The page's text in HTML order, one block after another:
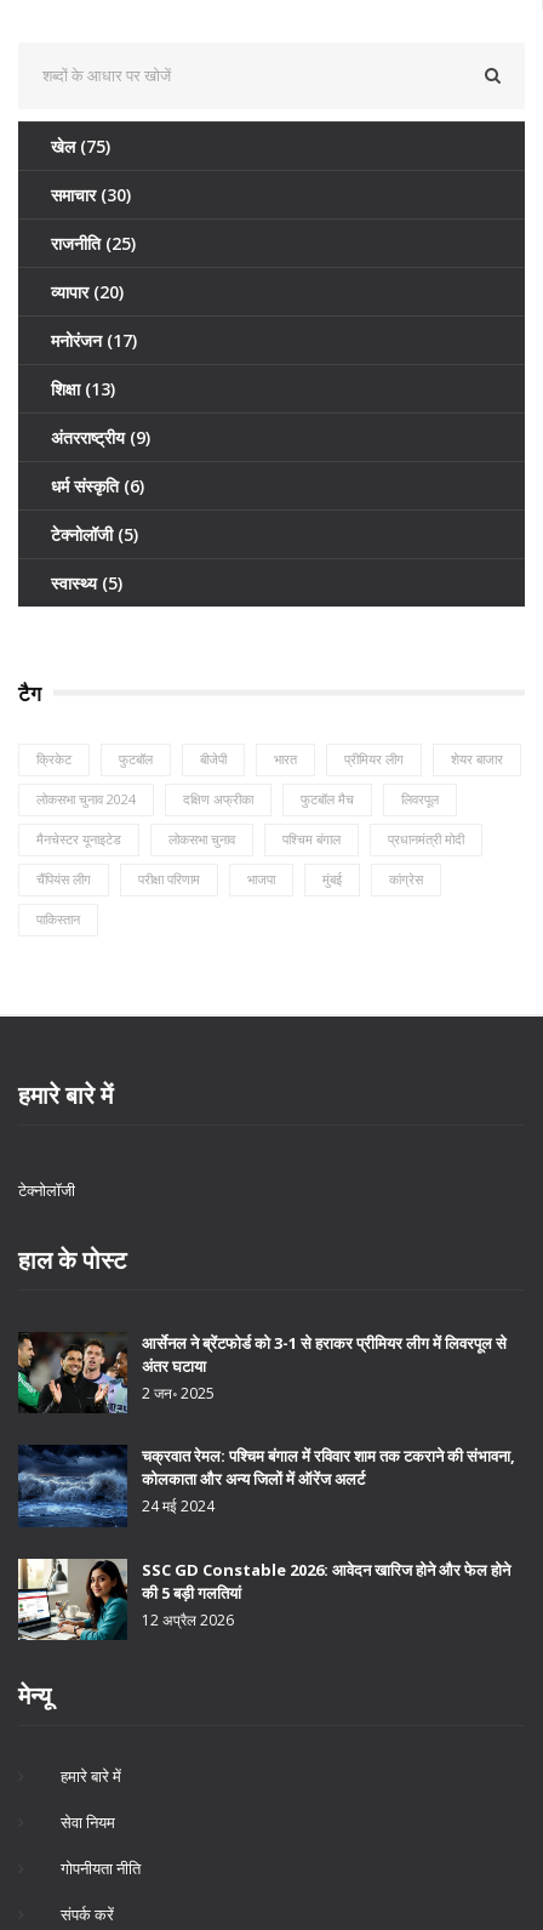
खेल (75)
समाचार (30)
राजनीति (25)
व्यापार (20)
मनोरंजन (17)
शिक्षा (13)
अंतरराष्ट्रीय (9)
धर्म संस्कृति (6)
टेक्नोलॉजी (5)
स्वास्थ्य (5)
टैग
क्रिकेट फुटबॉल बीजेपी भारत प्रीमियर लीग शेयर बाजार
लोकसभा चुनाव 2024 दक्षिण अफ्रीका फुटबॉल मैच लिवरपूल
मैनचेस्टर यूनाइटेड लोकसभा चुनाव पश्चिम बंगाल प्रधानमंत्री मोदी
चैंपियंस लीग परीक्षा परिणाम भाजपा मुंबई कांग्रेस
पाकिस्तान
हमारे बारे में
टेक्नोलॉजी
हाल के पोस्ट
आर्सेनल ने ब्रेंटफोर्ड को 3-1 से हराकर प्रीमियर लीग में लिवरपूल से
अंतर घटाया
2 जन॰ 2025
चक्रवात रेमल: पश्चिम बंगाल में रविवार शाम तक टकराने की संभावना,
कोलकाता और अन्य जिलों में ऑरेंज अलर्ट
24 मई 2024
SSC GD Constable 2026: आवेदन खारिज होने और फेल होने
की 5 बड़ी गलतियां
12 अप्रैल 2026
मेन्यू
हमारे बारे में
सेवा नियम
गोपनीयता नीति
संपर्क करें